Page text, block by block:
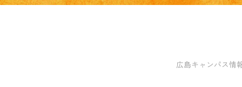
広島キャンパス情